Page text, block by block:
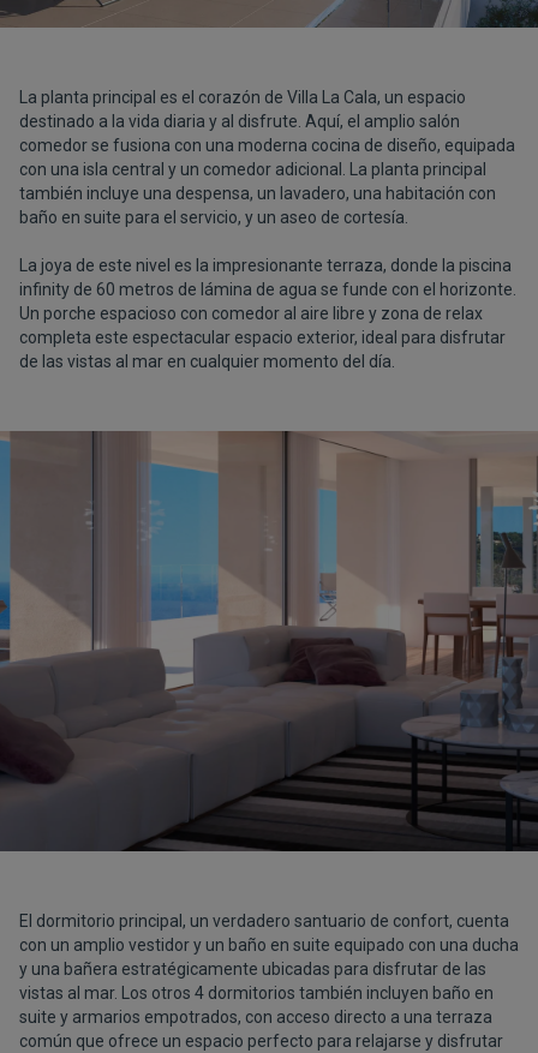
La planta principal es el corazón de Villa La Cala, un espacio
destinado a la vida diaria y al disfrute. Aquí, el amplio salón
comedor se fusiona con una moderna cocina de diseño, equipada
con una isla central y un comedor adicional. La planta principal
también incluye una despensa, un lavadero, una habitación con
baño en suite para el servicio, y un aseo de cortesía.
La joya de este nivel es la impresionante terraza, donde la piscina
infinity de 60 metros de lámina de agua se funde con el horizonte.
Un porche espacioso con comedor al aire libre y zona de relax
completa este espectacular espacio exterior, ideal para disfrutar
de las vistas al mar en cualquier momento del día.
El dormitorio principal, un verdadero santuario de confort, cuenta
con un amplio vestidor y un baño en suite equipado con una ducha
y una bañera estratégicamente ubicadas para disfrutar de las
vistas al mar. Los otros 4 dormitorios también incluyen baño en
suite y armarios empotrados, con acceso directo a una terraza
común que ofrece un espacio perfecto para relajarse y disfrutar